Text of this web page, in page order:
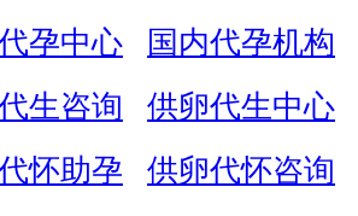
孕中心 国内代孕机构
生咨询 供卵代生中心
怀助孕 供卵代怀咨询